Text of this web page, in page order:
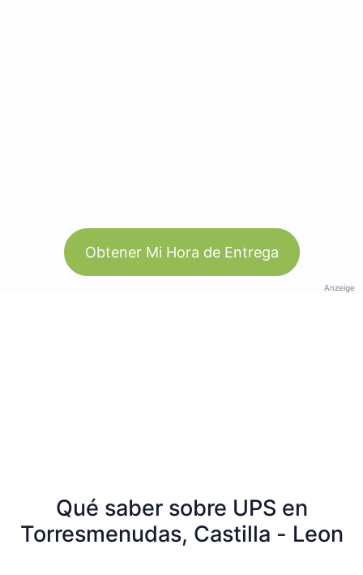
Obtener Mi Hora de Entrega
Anzeige
Qué saber sobre UPS en
Torresmenudas, Castilla - Leon